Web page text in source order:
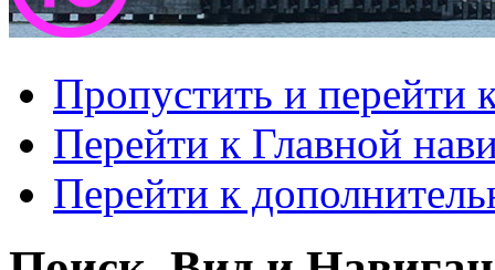
Пропустить и перейти
Перейти к Главной
Перейти к